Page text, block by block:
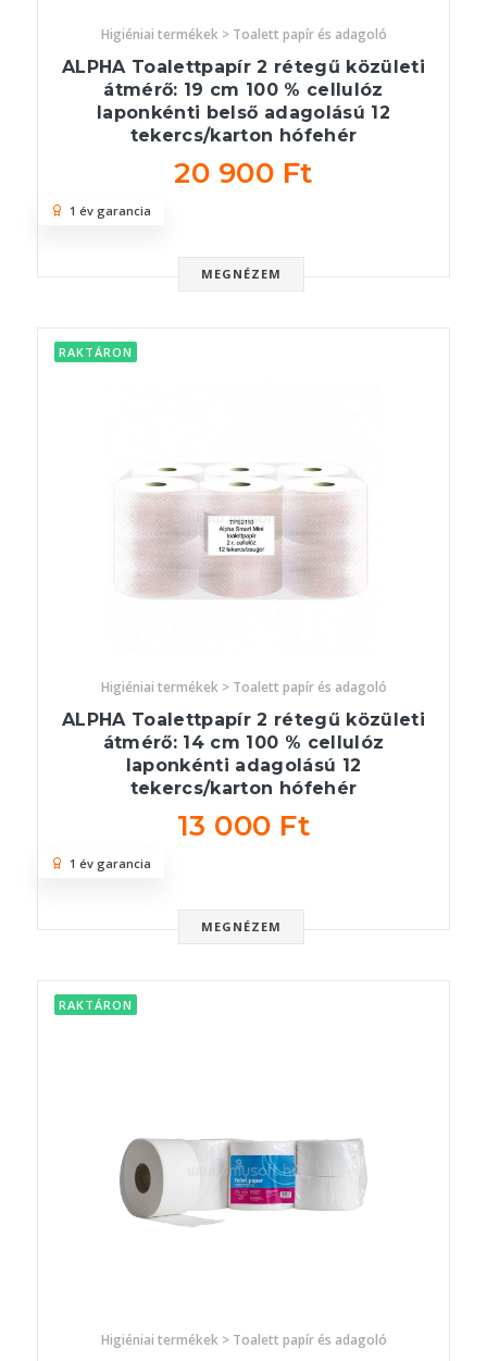
Higiéniai termékek > Toalett papír és adagoló
ALPHA Toalettpapír 2 rétegű közületi
átmérő: 19 cm 100 % cellulóz
laponkénti belső adagolású 12
tekercs/karton hófehér
20 900 Ft
MEGNÉZEM
1 év garancia
RAKTÁRON
Higiéniai termékek > Toalett papír és adagoló
ALPHA Toalettpapír 2 rétegű közületi
átmérő: 14 cm 100 % cellulóz
laponkénti adagolású 12
tekercs/karton hófehér
13 000 Ft
MEGNÉZEM
1 év garancia
RAKTÁRON
Higiéniai termékek > Toalett papír és adagoló